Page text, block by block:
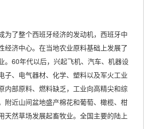
为了整个西班牙经济的发动机，西班牙中
经济中心。在当地农业原料基础上发展了
。60年代以后，兴起飞机、汽车、机器设
子、电气器材、化学、塑料以及军火工业
内部原料、燃料缺乏，工业向高精尖和综
附近山间盆地盛产棉花和葡萄、橄榄、柑
天然草场发展起畜牧业。全国主要的陆上